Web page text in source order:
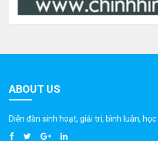
ABOUT US
Diễn đàn sinh hoạt, giải trí, bình luân, học